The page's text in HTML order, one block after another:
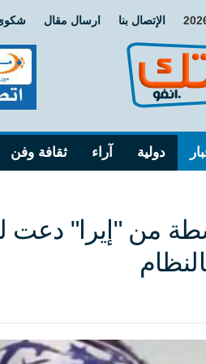
الإتصال بنا ارسال مقال شكوى
دولية آراء ثقافة وفن
من "إيرا" دعت